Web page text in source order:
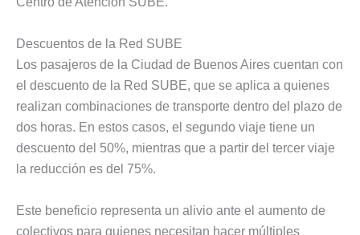
Descuentos de la Red SUBE
Los pasajeros de la Ciudad de Buenos Aires cuentan con
el descuento de la Red SUBE, que se aplica a quienes
realizan combinaciones de transporte dentro del plazo de
dos horas. En estos casos, el segundo viaje tiene un
descuento del 50%, mientras que a partir del tercer viaje
la reducción es del 75%.
Este beneficio representa un alivio ante el aumento de
colectivos para quienes necesitan hacer múltiples